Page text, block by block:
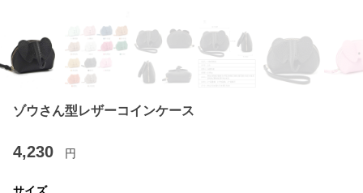
ゾウさん型レザーコインケース
4,230 円